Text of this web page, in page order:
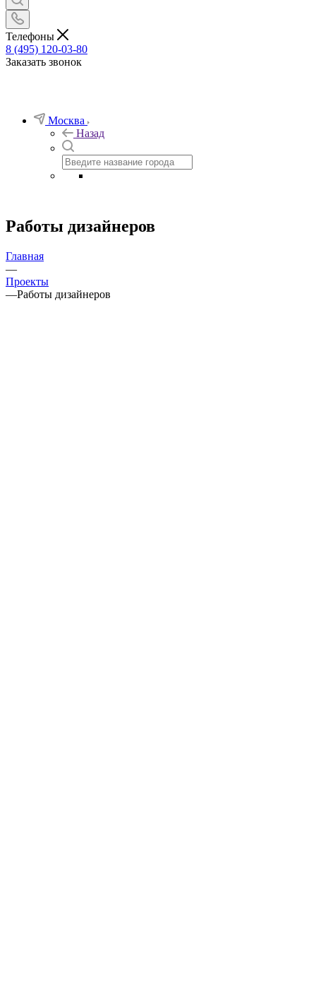
Телефоны
8 (495) 120-03-80
Заказать звонок
Москва
Назад
Работы дизайнеров
Главная
—
Проекты
—Работы дизайнеров